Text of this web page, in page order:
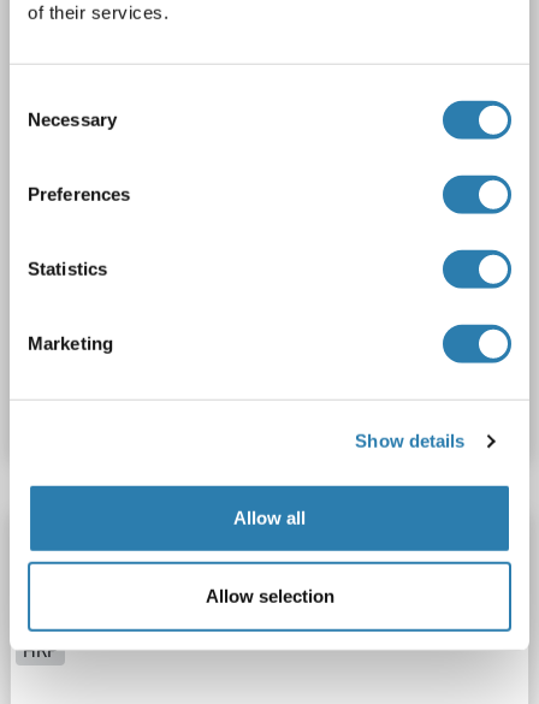
of their services.
Selection
Necessary
Preferences
Statistics
Marketing
Show details
Allow all
Allow selection
Hôte: Lapin
Polyclonal
HRP